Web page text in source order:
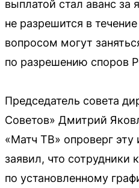
выплатой стал аванс за
не разрешится в
вопросом могут
по разрешению споров
Председатель совета
Советов» Дмитрий
«Матч ТВ» опроверг
заявил, что сотрудники
по установленному